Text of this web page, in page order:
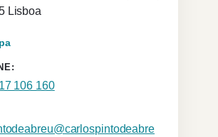
Lisboa
106 160